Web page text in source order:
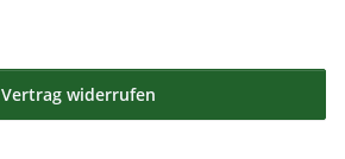
Vertrag widerrufen